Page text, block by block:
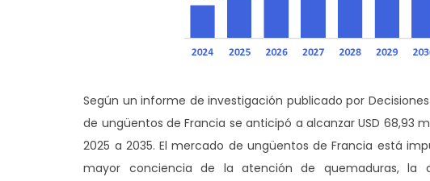
Según un informe de investigación publicado por
de ungüentos de Francia se anticipó a alcanzar USD 68,93
2025 a 2035. El mercado de ungüentos de Francia está
mayor conciencia de la atención de quemaduras,